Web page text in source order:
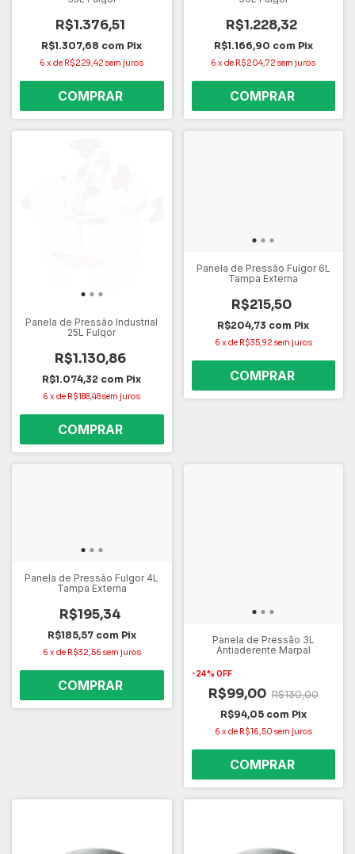
R$1.376,51
R$1.307,68 com Pix
6 xde R$229,42 sem juros
R$1.228,32
R$1.166,90 com Pix
6 xde R$204,72 sem juros
Panela de Pressão Industrial
25L Fulgor
R$1.130,86
R$1.074,32 com Pix
6 xde R$188,48sem juros
Panela de Pressão Fulgor 6L
Tampa Externa
R$215,50
R$204,73 com Pix
6 xde R$35,92 sem juros
Panela de Pressão Fulgor 4L
Tampa Externa
R$195,34
R$185,57 com Pix
6 xde R$32,56 sem juros
Panela de Pressão 3L
Antiaderente Marpal
-24% OFF
R$99,00 R$130,00
R$94,05 com Pix
6 xde R$16,50 sem juros